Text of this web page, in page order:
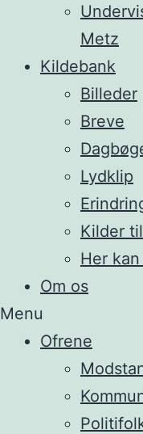
Metz
Kildebank
Billeder
Breve
Lydklip
Kilder
Her
Om os
Menu
Ofrene